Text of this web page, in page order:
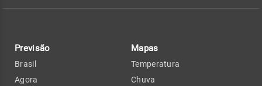
Previsão
Brasil
Agora
Mapas
Temperatura
Chuva